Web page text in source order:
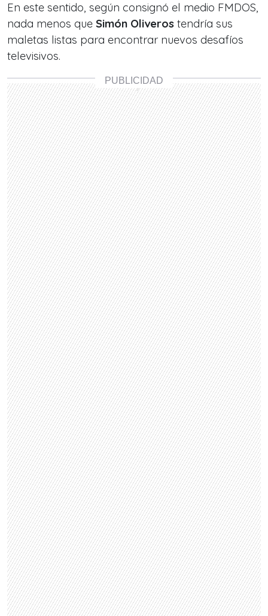
En este sentido, según consignó el medio FMDOS,
nada menos que Simón Oliveros tendría sus
maletas listas para encontrar nuevos desafíos
televisivos.